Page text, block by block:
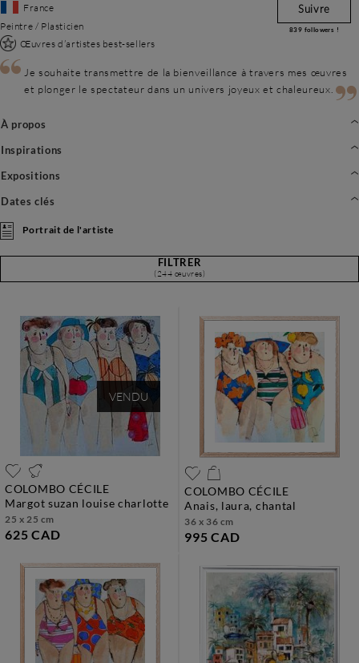
France
Peintre / Plasticien
Œuvres d’artistes best-sellers
Suivre
839 followers !
Je souhaite transmettre de la bienveillance à travers mes œuvres
et plonger le spectateur dans un univers joyeux et chaleureux.
À propos
Inspirations
Expositions
Dates clés
Portrait de l'artiste
FILTRER
(244 œuvres)
VENDU
COLOMBO CÉCILE
margot suzan louise charlotte
25 x 25 cm
625 CAD
COLOMBO CÉCILE
anais, laura, chantal
36 x 36 cm
995 CAD